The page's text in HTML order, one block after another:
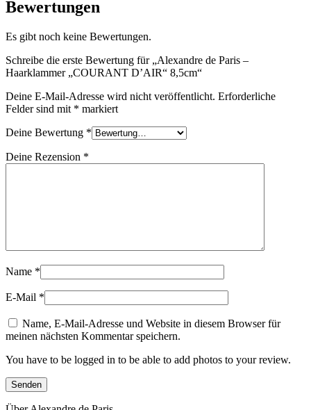
Bewertungen
Es gibt noch keine Bewertungen.
Schreibe die erste Bewertung für „Alexandre de Paris –
Haarklammer „COURANT D’AIR“ 8,5cm“
Deine E-Mail-Adresse wird nicht veröffentlicht. Erforderliche
Felder sind mit * markiert
Deine Bewertung *
Deine Rezension *
Name *
E-Mail *
Name, E-Mail-Adresse und Website in diesem Browser für
meinen nächsten Kommentar speichern.
You have to be logged in to be able to add photos to your review.